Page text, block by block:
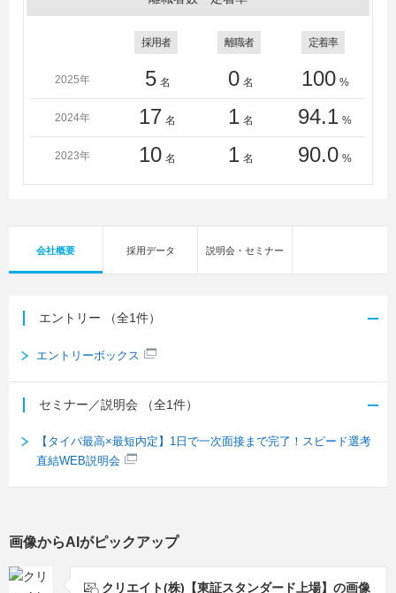
院大学、中部大学、つくば国際大学、帝京大学、帝京科
学大学（東京）、帝京平成大学、東海大学、東京経済大
学、東京女子大学、東北学院大学、東北工業大学、東洋
大学、名古屋大学、名古屋外国語大学、名古屋学院大
学、名古屋学芸大学、名古屋経済大学、名古屋工業大
学、名古屋産業大学、名古屋商科大学、名古屋市立大
南大学、広島経済大学、福岡大学、福岡工業大学、佛教
学、立命館大学、龍谷大学、流通科学大学、流通経済大
学（茨城）
大原簿記学校、大阪ＩＴプログラミング＆会計専門学校
採用者 離職者 定着率
2025年 5 名 0 名 100 %
2024年 17 名 1 名 94.1 %
2023年 10 名 1 名 90.0 %
会社概要 採用データ 説明会・セミナー
エントリー （全1件）
エントリーボックス
セミナー／説明会 （全1件）
【タイパ最高×最短内定】1日で一次面接まで完了！スピード選考
直結WEB説明会
画像からAIがピックアップ
クリエイト(株)【東証スタンダード上場】の画像